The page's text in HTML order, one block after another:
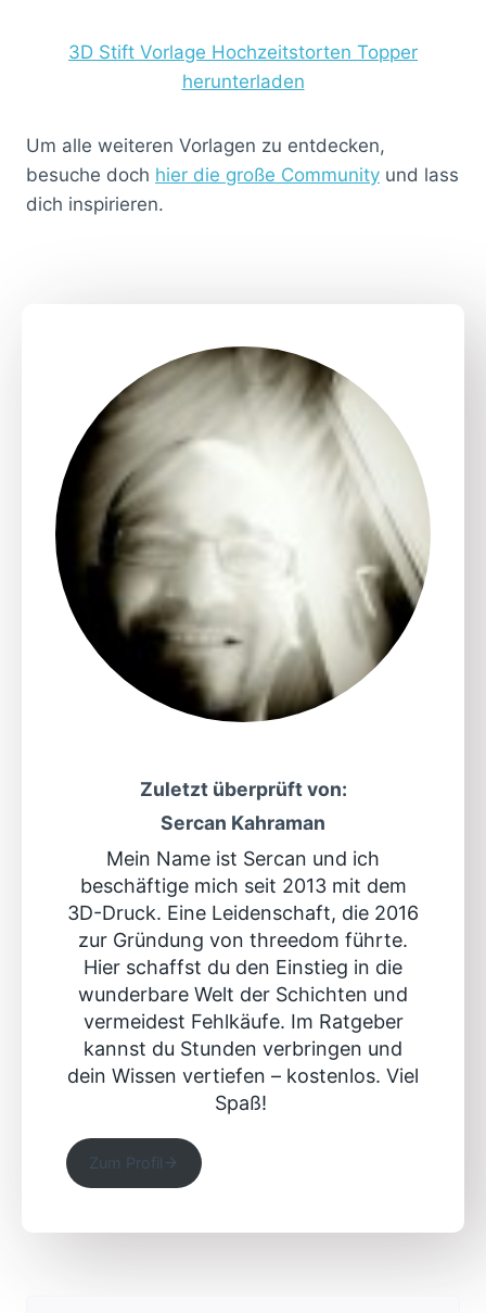
3D Stift Vorlage Hochzeitstorten Topper
herunterladen
Um alle weiteren Vorlagen zu entdecken,
besuche doch hier die große Community und lass
dich inspirieren.
Zuletzt überprüft von:
Sercan Kahraman
Mein Name ist Sercan und ich
beschäftige mich seit 2013 mit dem
3D-Druck. Eine Leidenschaft, die 2016
zur Gründung von threedom führte.
Hier schaffst du den Einstieg in die
wunderbare Welt der Schichten und
vermeidest Fehlkäufe. Im Ratgeber
kannst du Stunden verbringen und
dein Wissen vertiefen – kostenlos. Viel
Spaß!
Zum Profil